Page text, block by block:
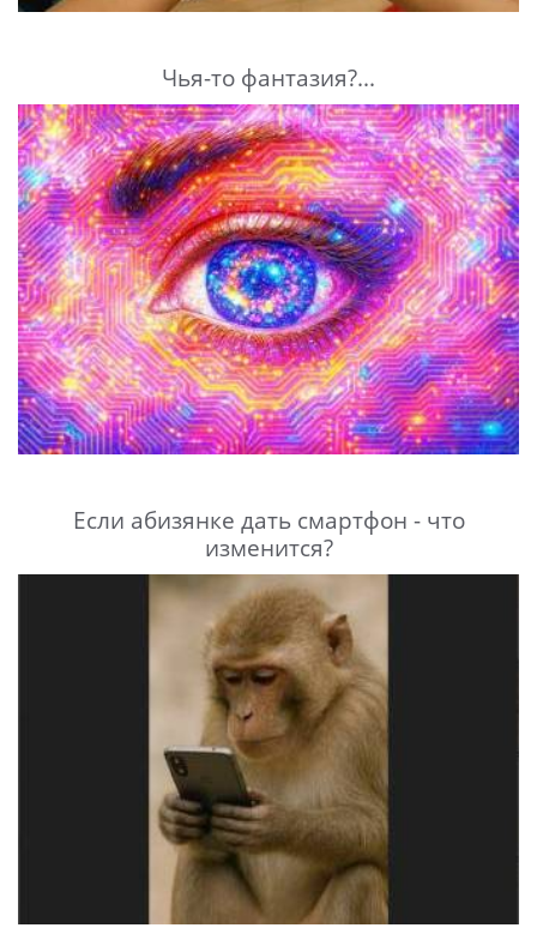
Чья-то фантазия?...
Если абизянке дать смартфон - что
изменится?